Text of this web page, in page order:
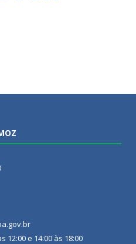
12:00 e 14:00 às 18:00